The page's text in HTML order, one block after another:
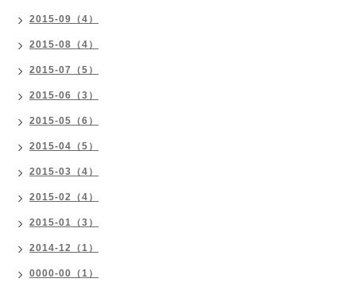
2015-09（4）
2015-08（4）
2015-07（5）
2015-06（3）
2015-05（6）
2015-04（5）
2015-03（4）
2015-02（4）
2015-01（3）
2014-12（1）
0000-00（1）